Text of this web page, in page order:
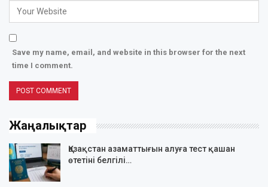
Save my name, email, and website in this browser for the next
time I comment.
Жаңалықтар
Қазақстан азаматтығын алуға тест қашан
өтетіні белгілі…